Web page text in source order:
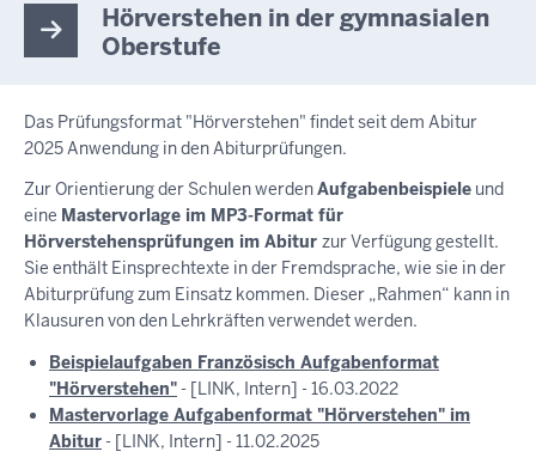
Hörverstehen in der gymnasialen
Oberstufe
Das Prüfungsformat "Hörverstehen" findet seit dem Abitur
2025 Anwendung in den Abiturprüfungen.
Zur Orientierung der Schulen werdenAufgabenbeispiele und
eine Mastervorlage im MP3-Format für
Hörverstehensprüfungen im Abitur zur Verfügung gestellt.
Sie enthält Einsprechtexte in der Fremdsprache, wie sie in der
Abiturprüfung zum Einsatz kommen. Dieser „Rahmen“ kann in
Klausuren von den Lehrkräften verwendet werden.
Beispielaufgaben Französisch Aufgabenformat
"Hörverstehen" - [LINK, Intern] - 16.03.2022
Mastervorlage Aufgabenformat "Hörverstehen" im
Abitur - [LINK, Intern] - 11.02.2025